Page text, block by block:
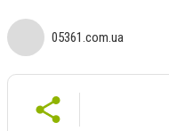
05361.com.ua